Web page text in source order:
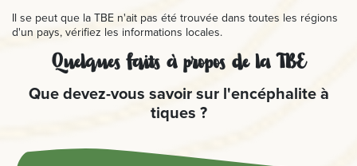
Il se peut que la TBE n'ait pas été trouvée dans toutes les régions
d'un pays, vérifiez les informations locales.
Quelquesfaits à propos de la TBE
Que devez-vous savoir sur l'encéphalite à
tiques ?